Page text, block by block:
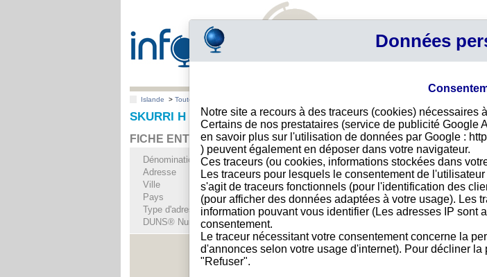
Islande >Toutes villes
SKURRI H F, Reykjavik
FICHE ENTREPRISE
Dénomination
SKURRI H F
Adresse
35 Skipholt
Ville
Reykjavik
Pays
Islande
Type d'adresse
Adresse unique
DUNS® Number
36-------
Voir les informations disponibles
Données
Notre site a recours à des traceurs (cookies) nécessaires
Certains de nos prestataires (service de publicité Google
en savoir plus sur l'utilisation de données par Google :
) peuvent également en déposer dans votre navigateur.
Ces traceurs (ou cookies, informations stockées dans
Les traceurs pour lesquels le consentement de
s'agit de traceurs fonctionnels (pour l'identification des
(pour afficher des données adaptées à votre usage). Les
information pouvant vous identifier (Les adresses IP sont
consentement.
Le traceur nécessitant votre consentement concerne la
d'annonces selon votre usage d'internet). Pour décliner
"Refuser".